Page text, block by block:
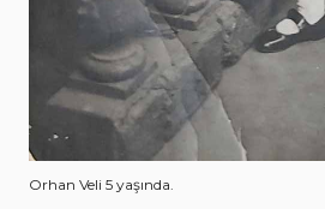
Orhan Veli 5 yaşında.